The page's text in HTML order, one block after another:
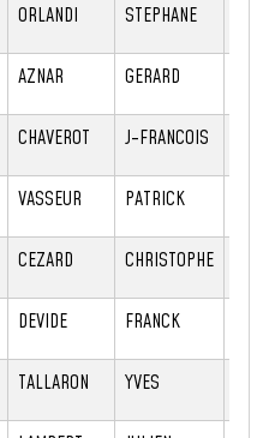
ORLANDI STEPHANE
AZNAR GERARD
CHAVEROT J-FRANCOIS
VASSEUR PATRICK
CEZARD CHRISTOPHE
DEVIDE FRANCK
TALLARON YVES